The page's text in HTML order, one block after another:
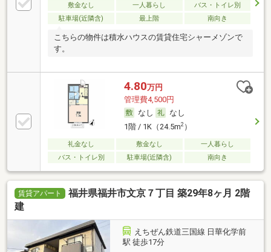
敷金なし 一人暮らし
バス・トイレ別
駐車場(近隣含)
最上階 南向き
こちらの物件は積水ハウスの賃貸住宅シャーメゾンで
す。
4.80万円
管理費4,500円
なし
なし
1階 / 1K（24.5m2）
礼金なし 敷金なし
一人暮らし
バス・トイレ別
駐車場(近隣含) 南向き
賃貸アパート
福井県福井市文京７丁目 築29年8ヶ月 2階
建
えちぜん鉄道三国線 日華化学前
駅 徒歩17分